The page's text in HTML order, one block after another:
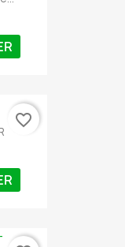
favorite_border